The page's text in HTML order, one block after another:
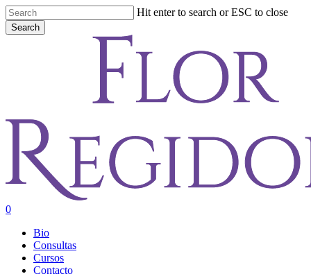
Skip
to
main
Hit enter to search or ESC to close
Search
account
0
Bio
Consultas
Cursos
Contacto